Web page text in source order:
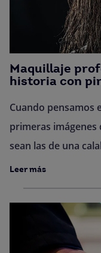
Maquillaje
historia con
Cuando pensamos
primeras imágenes
sean las de una
Leer más